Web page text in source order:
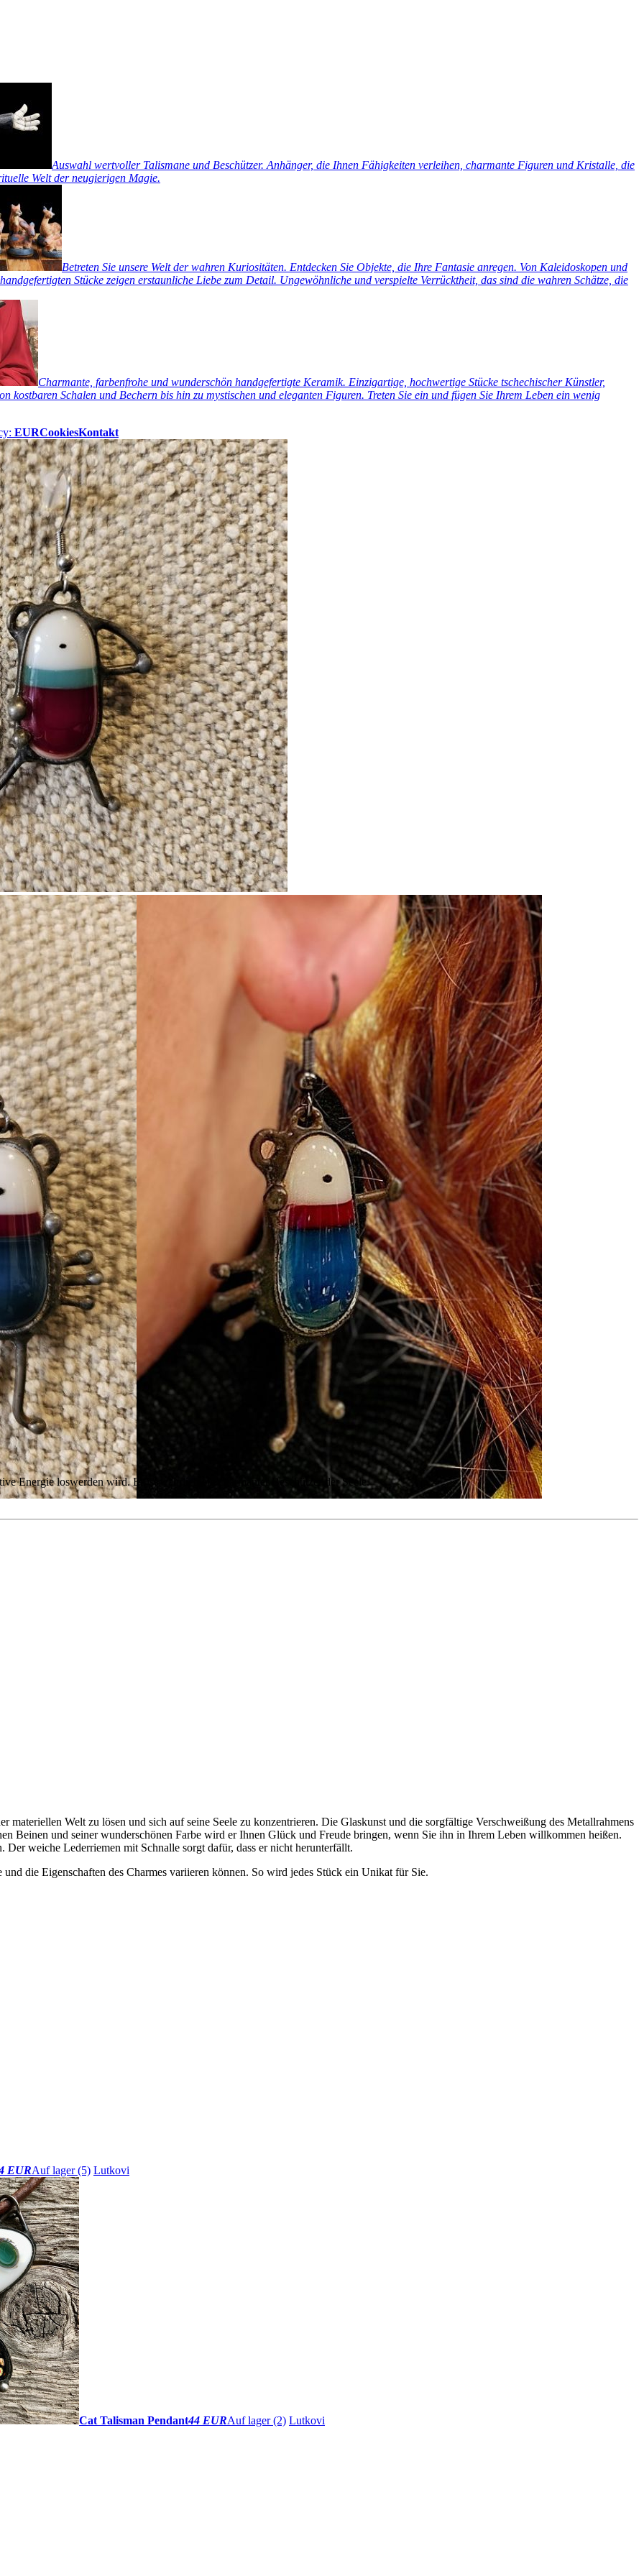
Auswahl wertvoller Talismane und Beschützer. Anhänger, die Ihnen Fähigkeiten verleihen, charmante Figuren und Kristalle, die
Welt der neugierigen Magie.
Betreten Sie unsere Welt der wahren Kuriositäten. Entdecken Sie Objekte, die Ihre Fantasie anregen. Von Kaleidoskopen und
Stücke zeigen erstaunliche Liebe zum Detail. Ungewöhnliche und verspielte Verrücktheit, das sind die wahren Schätze, die
Charmante, farbenfrohe und wunderschön handgefertigte Keramik. Einzigartige, hochwertige Stücke tschechischer Künstler,
kostbaren Schalen und Bechern bis hin zu mystischen und eleganten Figuren. Treten Sie ein und fügen Sie Ihrem Leben ein wenig
EURCookiesKontakt
Energie loswerden wird. Er ist wahrlich ein charmanter Beschützer der Seele.
materiellen Welt zu lösen und sich auf seine Seele zu konzentrieren. Die Glaskunst und die sorgfältige Verschweißung des Metallrahmens
Beinen und seiner wunderschönen Farbe wird er Ihnen Glück und Freude bringen, wenn Sie ihn in Ihrem Leben willkommen heißen.
weiche Lederriemen mit Schnalle sorgt dafür, dass er nicht herunterfällt.
die Eigenschaften des Charmes variieren können. So wird jedes Stück ein Unikat für Sie.
EURAuf lager (5) Lutkovi
Cat Talisman Pendant44 EURAuf lager (2) Lutkovi